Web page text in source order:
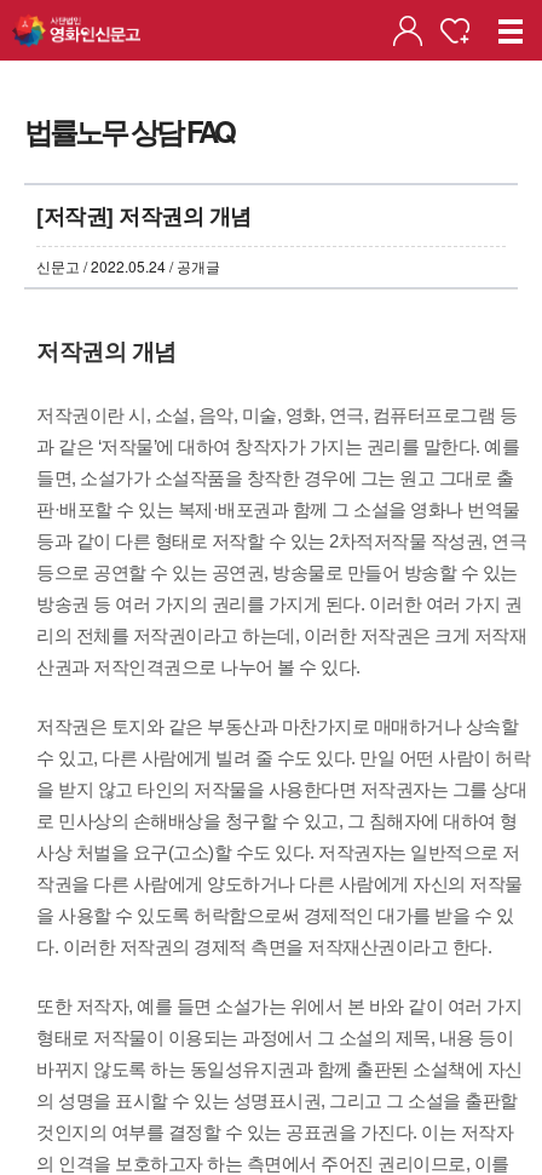
법률노무 상담 FAQ
[저작권] 저작권의 개념
신문고 / 2022.05.24 / 공개글
저작권의 개념
저작권이란 시, 소설, 음악, 미술, 영화, 연극, 컴퓨터프로그램 등
과 같은 ‘저작물’에 대하여 창작자가 가지는 권리를 말한다. 예를
들면, 소설가가 소설작품을 창작한 경우에 그는 원고 그대로 출
판·배포할 수 있는 복제·배포권과 함께 그 소설을 영화나 번역물
등과 같이 다른 형태로 저작할 수 있는 2차적저작물 작성권, 연극
등으로 공연할 수 있는 공연권, 방송물로 만들어 방송할 수 있는
방송권 등 여러 가지의 권리를 가지게 된다. 이러한 여러 가지 권
리의 전체를 저작권이라고 하는데, 이러한 저작권은 크게 저작재
산권과 저작인격권으로 나누어 볼 수 있다.
저작권은 토지와 같은 부동산과 마찬가지로 매매하거나 상속할
수 있고, 다른 사람에게 빌려 줄 수도 있다. 만일 어떤 사람이 허락
을 받지 않고 타인의 저작물을 사용한다면 저작권자는 그를 상대
로 민사상의 손해배상을 청구할 수 있고, 그 침해자에 대하여 형
사상 처벌을 요구(고소)할 수도 있다. 저작권자는 일반적으로 저
작권을 다른 사람에게 양도하거나 다른 사람에게 자신의 저작물
을 사용할 수 있도록 허락함으로써 경제적인 대가를 받을 수 있
다. 이러한 저작권의 경제적 측면을 저작재산권이라고 한다.
또한 저작자, 예를 들면 소설가는 위에서 본 바와 같이 여러 가지
형태로 저작물이 이용되는 과정에서 그 소설의 제목, 내용 등이
바뀌지 않도록 하는 동일성유지권과 함께 출판된 소설책에 자신
의 성명을 표시할 수 있는 성명표시권, 그리고 그 소설을 출판할
것인지의 여부를 결정할 수 있는 공표권을 가진다. 이는 저작자
의 인격을 보호하고자 하는 측면에서 주어진 권리이므로, 이를